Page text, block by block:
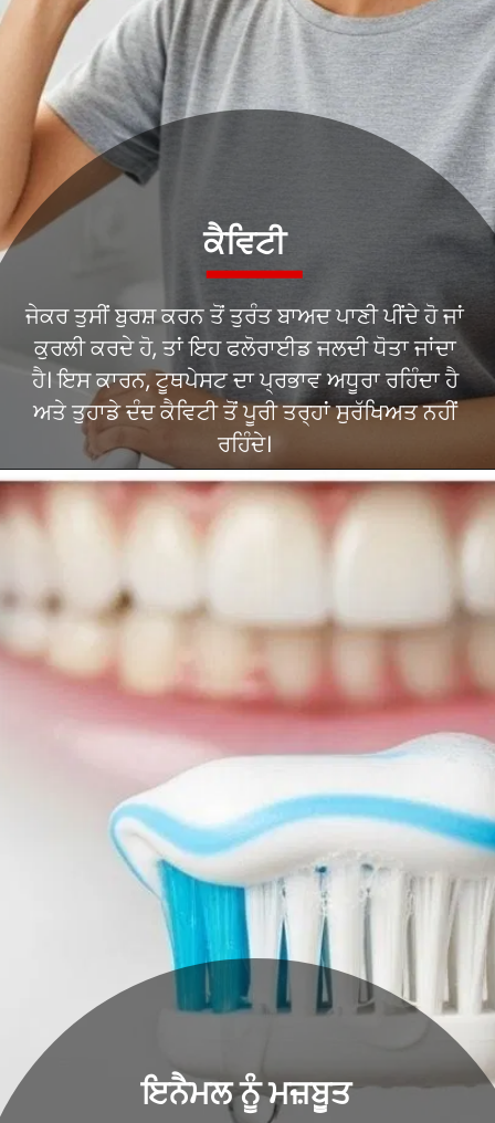
ਜੇਕਰ ਤੁਸੀਂ ਬੁਰਸ਼ ਕਰਨ ਤੋਂ ਤੁਰੰਤ ਬਾਅਦ ਪਾਣੀ ਪੀਂਦੇ ਹੋ ਜਾਂ
ਕੁਰਲੀ ਕਰਦੇ ਹੋ, ਤਾਂ ਇਹ ਫਲੋਰਾਈਡ ਜਲਦੀ ਧੋਤਾ ਜਾਂਦਾ
ਹੈ। ਇਸ ਕਾਰਨ, ਟੂਥਪੇਸਟ ਦਾ ਪ੍ਰਭਾਵ ਅਧੂਰਾ ਰਹਿੰਦਾ ਹੈ
ਅਤੇ ਤੁਹਾਡੇ ਦੰਦ ਕੈਵਿਟੀ ਤੋਂ ਪੂਰੀ ਤਰ੍ਹਾਂ ਸੁਰੱਖਿਅਤ ਨਹੀਂ
ਰਹਿੰਦੇ।
ਕੈਵਿਟੀ
ਇਨੈਮਲ ਨੂੰ ਮਜ਼ਬੂਤ ​​